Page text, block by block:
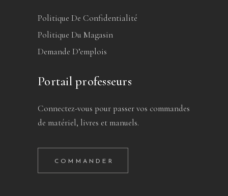
Politique De Confidentialité
Politique Du Magasin
Demande D’emplois
Portail professeurs
Connectez-vous pour passer vos commandes
de matériel, livres et manuels.
COMMANDER